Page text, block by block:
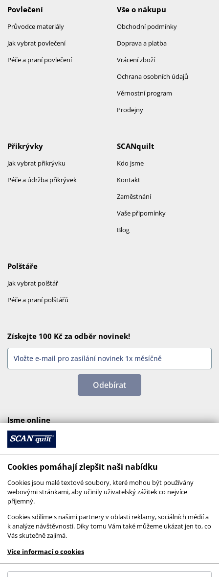
Povlečení
Průvodce materiály
Jak vybrat povlečení
Péče a praní povlečení
Vše o nákupu
Obchodní podmínky
Doprava a platba
Vrácení zboží
Ochrana osobních údajů
Věrnostní program
Prodejny
SCANquilt
Kdo jsme
Kontakt
Zaměstnání
Vaše připomínky
Blog
Přikrývky
Jak vybrat přikrývku
Péče a údržba přikrývek
Polštáře
Jak vybrat polštář
Péče a praní polštářů
Získejte 100 Kč za odběr novinek!
Odebírat
Jsme online
© 2026 SCANquilt - všechna práva vyhrazena
This site is protected by reCAPTCHA and the
GooglePrivacy PolicyandTerms of Serviceapply.
Cookies pomáhají zlepšit naši nabídku
Cookies jsou malé textové soubory, které mohou být používány
webovými stránkami, aby učinily uživatelský zážitek co nejvíce
příjemný.
Cookies sdílíme s našimi partnery v oblasti reklamy, sociálních médií a
k analýze návštěvnosti. Díky tomu Vám také můžeme ukázat jen to, co
Vás skutečně zajímá.
Více informací o cookies